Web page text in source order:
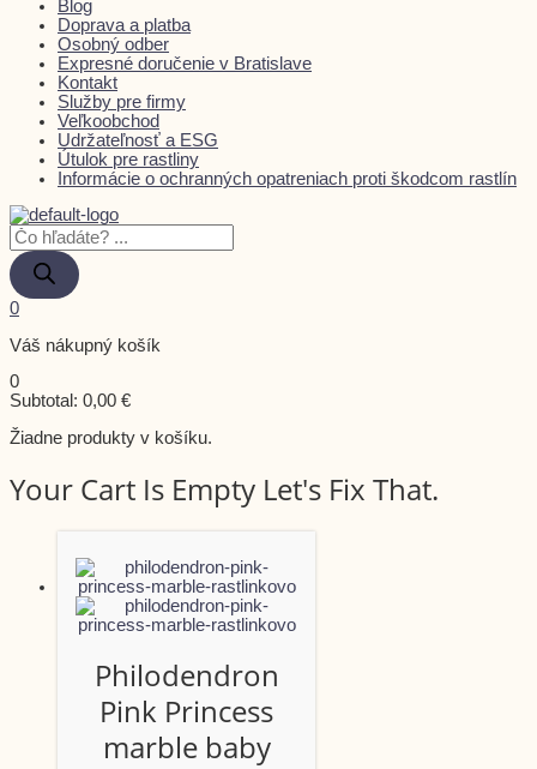
Blog
Doprava a platba
Osobný odber
Expresné doručenie v Bratislave
Kontakt
Služby pre firmy
Veľkoobchod
Udržateľnosť a ESG
Útulok pre rastliny
Informácie o ochranných opatreniach proti škodcom rastlín
0
Váš nákupný košík
0
Subtotal: 0,00 €
Žiadne produkty v košíku.
Your Cart Is Empty Let's Fix That.
Philodendron
Pink Princess
marble baby